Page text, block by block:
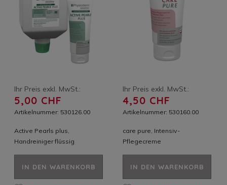
Ihr Preis exkl. MwSt.:
5,00 CHF
Artikelnummer: 530126.00
Active Pearls plus,
Handreiniger flüssig
IN DEN WARENKORB
Ihr Preis exkl. MwSt.:
4,50 CHF
Artikelnummer: 530160.00
care pure, Intensiv-
Pflegecreme
IN DEN WARENKORB